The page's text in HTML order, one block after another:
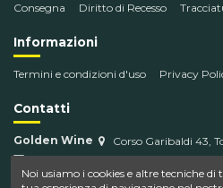
Consegna Diritto di Recesso
Informazioni
Termini e condizioni d'uso Privacy
Contatti
Golden Wine Corso Garibaldi 43,
info@goldenwine.com
Noi usiamo i cookies e altre tecniche